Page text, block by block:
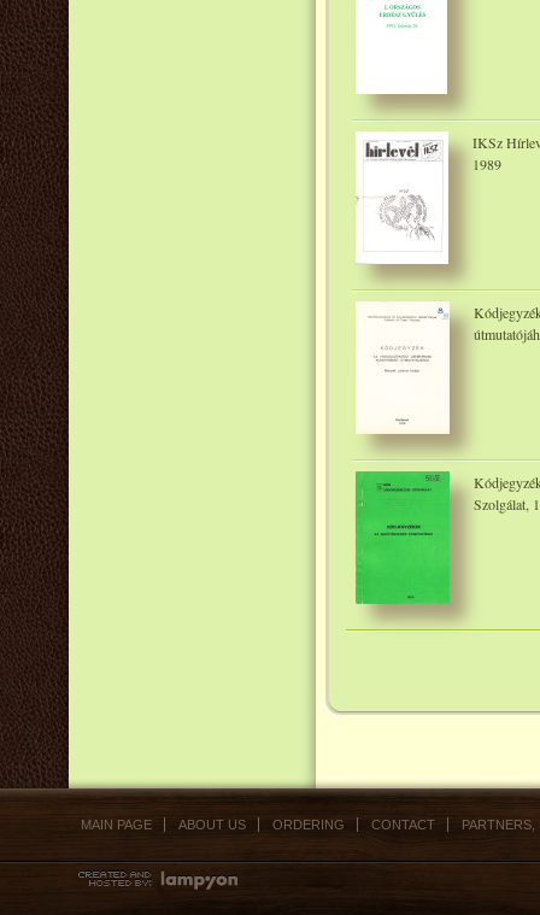
IKSz
1989
Szolgálat,
MAIN PAGE ABOUT US ORDERING CONTACT PARTNERS,